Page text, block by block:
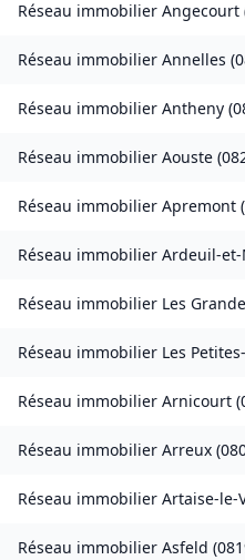
Réseau immobilier Angecourt
Réseau immobilier Annelles (
Réseau immobilier Antheny (
Réseau immobilier Aouste (
Réseau immobilier Apremont (
Réseau immobilier Ardeuil-
Réseau immobilier Les
Réseau immobilier Les
Réseau immobilier Arnicourt (
Réseau immobilier Arreux (
Réseau immobilier Artaise-le-
Réseau immobilier Asfeld (